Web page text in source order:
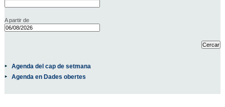
A partir de
Agenda del cap de setmana
Agenda en Dades obertes